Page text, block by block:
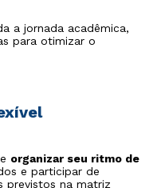
a jornada acadêmica,
para otimizar o
organizar seu ritmo de
e participar de
previstos na matriz